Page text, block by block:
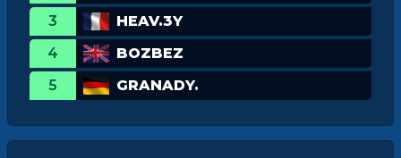
3
HEAV.3Y
4
BOZBEZ
5
GRANADY.